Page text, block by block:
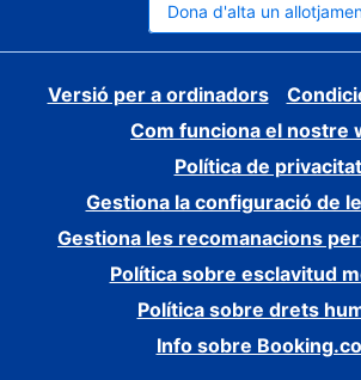
Dona d'alta un
Versió per a ordinadors
Com funciona el nostre
Política de privacitat
Gestiona la configuració de
Gestiona les recomanacions
Política sobre esclavitud
Política sobre drets
Info sobre